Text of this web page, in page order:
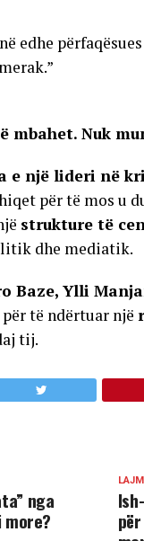
edhe
mbahet. Nuk
e një lideri në
për të mos u
strukture të
dhe mediatik.
Baze, Ylli
të ndërtuar një
tij.
nga
more?